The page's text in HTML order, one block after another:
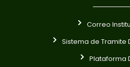
Correo
Sistema de Tramite
Plataforma